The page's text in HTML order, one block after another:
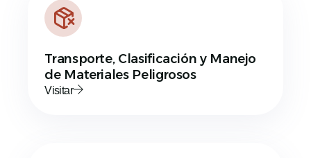
Transporte, Clasificación y Manejo
de Materiales Peligrosos
Visitar